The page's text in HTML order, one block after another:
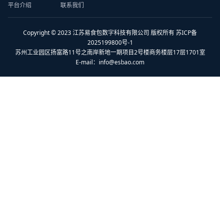
平台介绍 联系我们
Copyright © 2023 江苏易食包数字科技有限公司 版权所有 苏ICP备
2025199800号-1
苏州工业园区扬富路11号之南岸新地一期项目2号楼商务楼层17层1701室
E-mail： info@esbao.com